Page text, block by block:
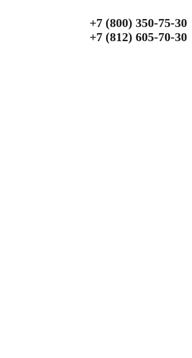
+7 (800) 350‑75‑30
+7 (812) 605‑70‑30